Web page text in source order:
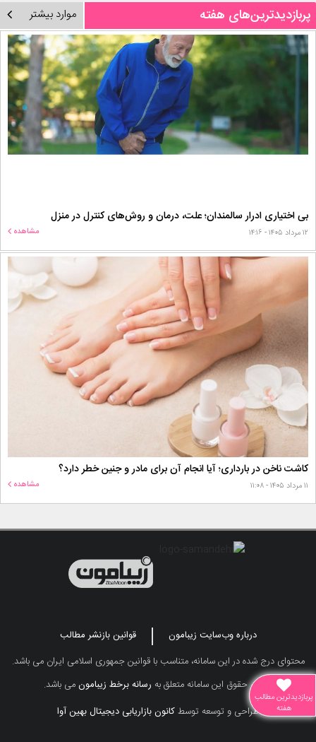
پربازدیدترین‌های هفته موارد بیشتر
بی اختیاری ادرار سالمندان؛ علت، درمان و روش‌های کنترل در منزل
۱۲ مرداد ۱۴۰۵ - ۱۴:۱۶ مشاهده
کاشت ناخن در بارداری؛ آیا انجام آن برای مادر و جنین خطر دارد؟
۱۱ مرداد ۱۴۰۵ - ۱۱:۰۸ مشاهده
درباره وب‌سایت زیبامون
قوانین بازنشر مطالب
محتوای درج شده در این سامانه، متناسب با قوانین جمهوری اسلامی ایران می باشد.
تمامی حقوق این سامانه متعلق به رسانه برخط زیبامونمی باشد.
طراحی و توسعه توسطکانون بازاریابی دیجیتال بهین آوا
پربازدیدترین مطالب
هفته